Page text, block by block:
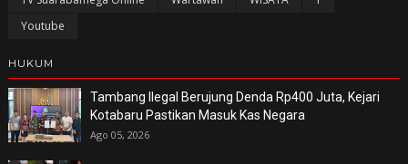
Youtube
HUKUM
Tambang Ilegal Berujung Denda Rp400 Juta, Kejari
Kotabaru Pastikan Masuk Kas Negara
Ago 05, 2026